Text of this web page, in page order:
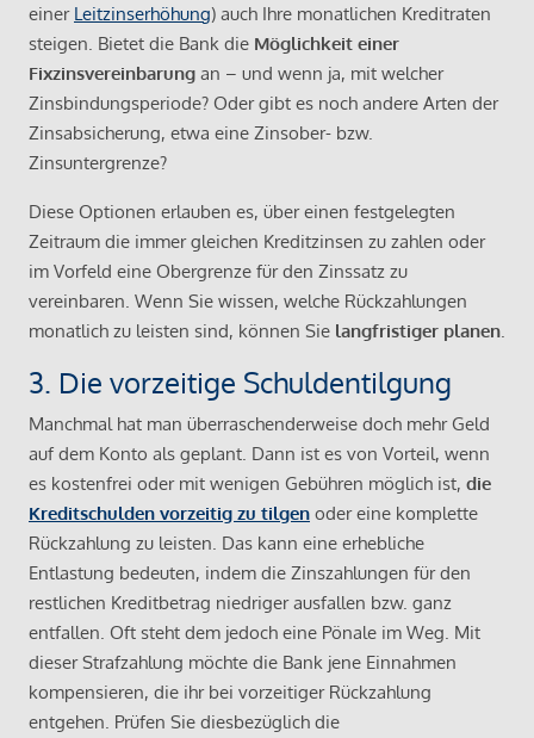
einer Leitzinserhöhung) auch Ihre monatlichen Kreditraten
steigen. Bietet die Bank die Möglichkeit einer
Fixzinsvereinbarung an – und wenn ja, mit welcher
Zinsbindungsperiode? Oder gibt es noch andere Arten der
Zinsabsicherung, etwa eine Zinsober- bzw.
Zinsuntergrenze?
Diese Optionen erlauben es, über einen festgelegten
Zeitraum die immer gleichen Kreditzinsen zu zahlen oder
im Vorfeld eine Obergrenze für den Zinssatz zu
vereinbaren. Wenn Sie wissen, welche Rückzahlungen
monatlich zu leisten sind, können Sie langfristiger planen.
3. Die vorzeitige Schuldentilgung
Manchmal hat man überraschenderweise doch mehr Geld
auf dem Konto als geplant. Dann ist es von Vorteil, wenn
es kostenfrei oder mit wenigen Gebühren möglich ist, die
Kreditschulden vorzeitig zu tilgen oder eine komplette
Rückzahlung zu leisten. Das kann eine erhebliche
Entlastung bedeuten, indem die Zinszahlungen für den
restlichen Kreditbetrag niedriger ausfallen bzw. ganz
entfallen. Oft steht dem jedoch eine Pönale im Weg. Mit
dieser Strafzahlung möchte die Bank jene Einnahmen
kompensieren, die ihr bei vorzeitiger Rückzahlung
entgehen. Prüfen Sie diesbezüglich die